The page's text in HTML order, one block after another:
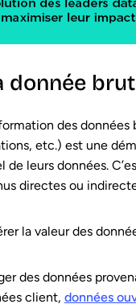
donnée
des
etc.) est une
de leurs données.
directes ou
la valeur des
des données
client, données